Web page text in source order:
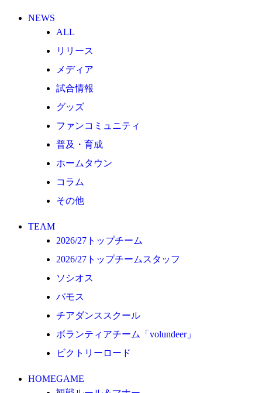
ソシオス
バモス
チアダンススクール
ボランティアチーム「volundeer」
ビクトリーロード
HOMEGAME
観戦ルール＆マナー
ホームゲーム運営管理規定
Jリーグ運営管理規定
写真・動画使用ガイドライン
SCHEDULE
2026/27
練習見学時のファンサービスについて
奈良クラブ明治安田J3リーグ2026/27シーズン試
合観戦チケット
奈良クラブ明治安田Ｊ3リーグ 2026/27シーズン
観戦ルール＆マナー
NEWS
ALL
リリース
メディア
試合情報
グッズ
ファンコミュニティ
普及・育成
ホームタウン
コラム
その他
TEAM
2026/27トップチーム
2026/27トップチームスタッフ
ソシオス
バモス
チアダンススクール
ボランティアチーム「volundeer」
ビクトリーロード
HOMEGAME